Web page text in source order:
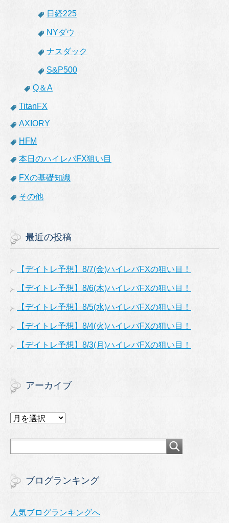
日経225
NYダウ
ナスダック
S&P500
Q＆A
TitanFX
AXIORY
HFM
本日のハイレバFX狙い目
FXの基礎知識
その他
最近の投稿
【デイトレ予想】8/7(金)ハイレバFXの狙い目！
【デイトレ予想】8/6(木)ハイレバFXの狙い目！
【デイトレ予想】8/5(水)ハイレバFXの狙い目！
【デイトレ予想】8/4(火)ハイレバFXの狙い目！
【デイトレ予想】8/3(月)ハイレバFXの狙い目！
アーカイブ
ア
カ
ブログランキング
人気ブログランキングへ